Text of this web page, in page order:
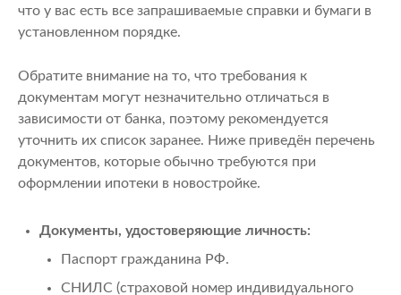
что у вас есть все запрашиваемые справки и бумаги в
установленном порядке.
Обратите внимание на то, что требования к
документам могут незначительно отличаться в
зависимости от банка, поэтому рекомендуется
уточнить их список заранее. Ниже приведён перечень
документов, которые обычно требуются при
оформлении ипотеки в новостройке.
Документы, удостоверяющие личность:
Паспорт гражданина РФ.
СНИЛС (страховой номер индивидуального